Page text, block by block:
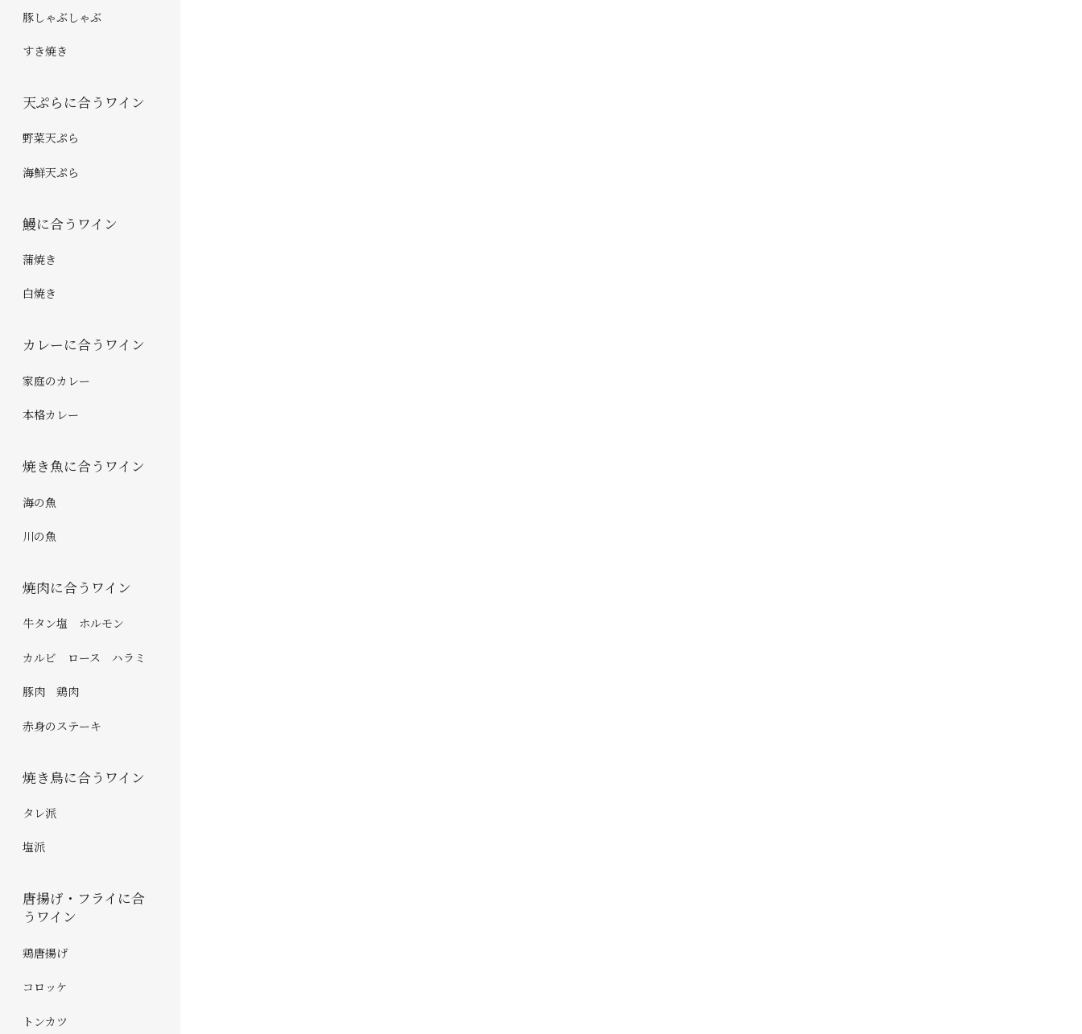
豚しゃぶしゃぶ
すき焼き
天ぷらに合うワイン
野菜天ぷら
海鮮天ぷら
鰻に合うワイン
蒲焼き
白焼き
カレーに合うワイン
家庭のカレー
本格カレー
焼き魚に合うワイン
海の魚
川の魚
焼肉に合うワイン
牛タン塩 ホルモン
カルビ ロース ハラミ
豚肉 鶏肉
赤身のステーキ
焼き鳥に合うワイン
タレ派
塩派
唐揚げ・フライに合
うワイン
鶏唐揚げ
コロッケ
トンカツ